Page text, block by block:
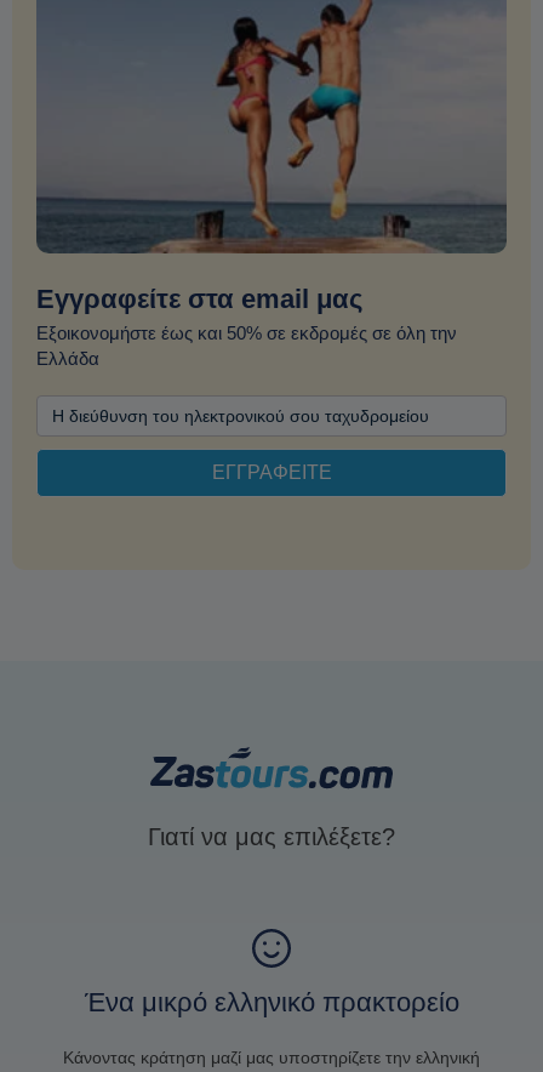
Εγγραφείτε στα email μας
Εξοικονομήστε έως και 50% σε εκδρομές σε όλη την
Ελλάδα
Γιατί να μας επιλέξετε?
Ένα μικρό ελληνικό πρακτορείο
Κάνοντας κράτηση μαζί μας υποστηρίζετε την ελληνική